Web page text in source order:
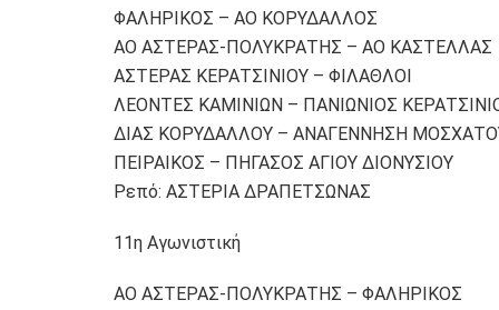
ΦΑΛΗΡΙΚΟΣ – ΑΟ ΚΟΡΥΔΑΛΛΟΣ
ΑΟ ΑΣΤΕΡΑΣ-ΠΟΛΥΚΡΑΤΗΣ – ΑΟ ΚΑΣΤΕΛΛΑΣ
ΑΣΤΕΡΑΣ ΚΕΡΑΤΣΙΝΙΟΥ – ΦΙΛΑΘΛΟΙ
ΛΕΟΝΤΕΣ ΚΑΜΙΝΙΩΝ – ΠΑΝΙΩΝΙΟΣ
ΔΙΑΣ ΚΟΡΥΔΑΛΛΟΥ – ΑΝΑΓΕΝΝΗΣΗ
ΠΕΙΡΑΙΚΟΣ – ΠΗΓΑΣΟΣ ΑΓΙΟΥ ΔΙΟΝΥΣΙΟΥ
Ρεπό: ΑΣΤΕΡΙΑ ΔΡΑΠΕΤΣΩΝΑΣ
11η Αγωνιστική
ΑΟ ΑΣΤΕΡΑΣ-ΠΟΛΥΚΡΑΤΗΣ – ΦΑΛΗΡΙΚΟΣ